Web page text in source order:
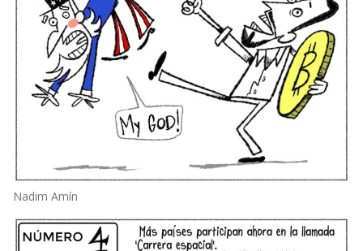
Nadim Amín